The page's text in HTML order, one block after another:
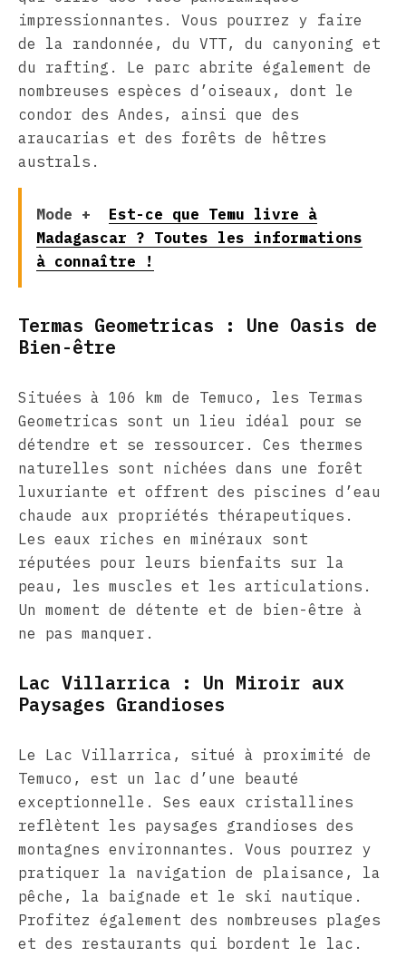
impressionnantes. Vous pourrez y faire
de la randonnée, du VTT, du canyoning et
du rafting. Le parc abrite également de
nombreuses espèces d’oiseaux, dont le
condor des Andes, ainsi que des
araucarias et des forêts de hêtres
australs.
Mode +
Est-ce que Temu livre à
Madagascar ? Toutes les informations
à connaître !
Termas Geometricas : Une Oasis de
Bien-être
Situées à 106 km de Temuco, les Termas
Geometricas sont un lieu idéal pour se
détendre et se ressourcer. Ces thermes
naturelles sont nichées dans une forêt
luxuriante et offrent des piscines d’eau
chaude aux propriétés thérapeutiques.
Les eaux riches en minéraux sont
réputées pour leurs bienfaits sur la
peau, les muscles et les articulations.
Un moment de détente et de bien-être à
ne pas manquer.
Lac Villarrica : Un Miroir aux
Paysages Grandioses
Le Lac Villarrica, situé à proximité de
Temuco, est un lac d’une beauté
exceptionnelle. Ses eaux cristallines
reflètent les paysages grandioses des
montagnes environnantes. Vous pourrez y
pratiquer la navigation de plaisance, la
pêche, la baignade et le ski nautique.
Profitez également des nombreuses plages
et des restaurants qui bordent le lac.